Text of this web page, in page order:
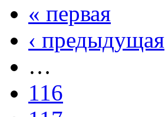
« первая
‹ предыдущая
…
116